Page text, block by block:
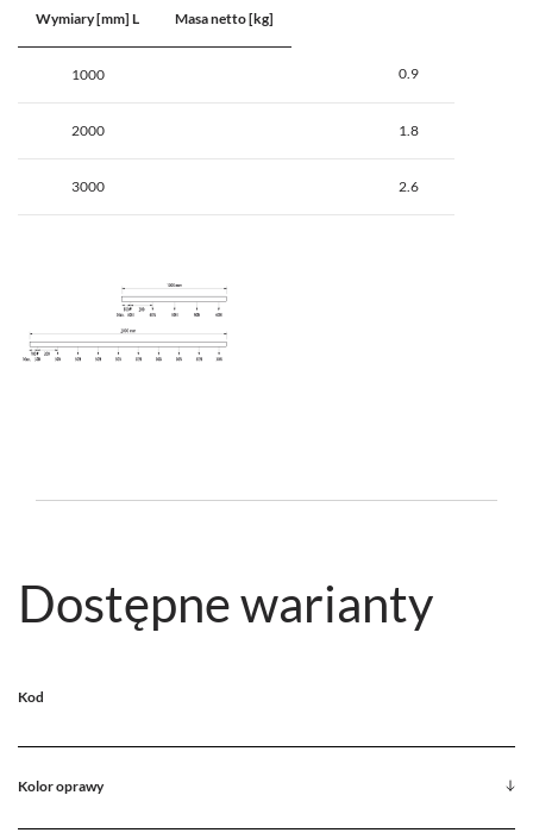
Wymiary [mm] L Masa netto [kg]
1000 0.9
2000 1.8
3000 2.6
Dostępne warianty
Kod
Kolor oprawy